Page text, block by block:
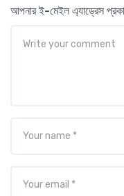
আপনার ই-মেইল এ্যাড্রেস